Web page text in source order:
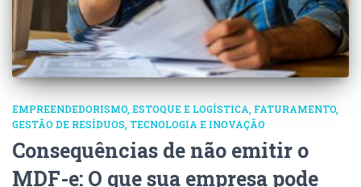
EMPREENDEDORISMO ESTOQUE E LOGÍSTICA FATURAMENTO
GESTÃO DE RESÍDUOS TECNOLOGIA E INOVAÇÃO
Consequências de não emitir o
MDF-e: O que sua empresa pode